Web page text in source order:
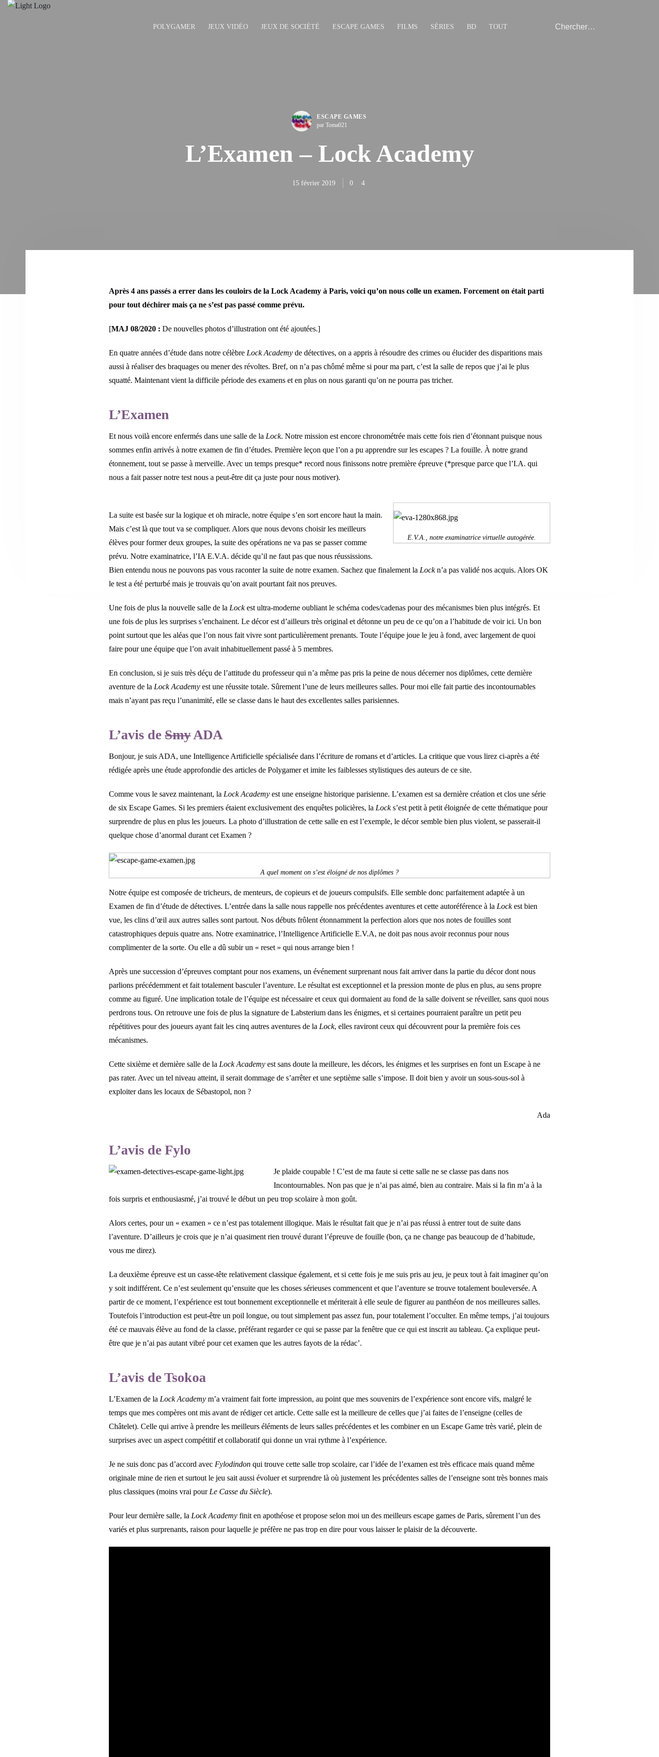
POLYGAMER JEUX VIDÉO JEUX DE SOCIÉTÉ ESCAPE GAMES FILMS SÉRIES BD TOUT
ESCAPE GAMES
par Toma021
L’Examen – Lock Academy
15 février 2019 0 4
Après 4 ans passés a errer dans les couloirs de la Lock Academy à Paris, voici qu’on nous colle un examen. Forcement on était parti
pour tout déchirer mais ça ne s’est pas passé comme prévu.
[MAJ 08/2020 : De nouvelles photos d’illustration ont été ajoutées.]
En quatre années d’étude dans notre célèbre Lock Academy de détectives, on a appris à résoudre des crimes ou élucider des disparitions mais
aussi à réaliser des braquages ou mener des révoltes. Bref, on n’a pas chômé même si pour ma part, c’est la salle de repos que j’ai le plus
squatté. Maintenant vient la difficile période des examens et en plus on nous garanti qu’on ne pourra pas tricher.
L’Examen
Et nous voilà encore enfermés dans une salle de la Lock. Notre mission est encore chronométrée mais cette fois rien d’étonnant puisque nous
sommes enfin arrivés à notre examen de fin d’études. Première leçon que l’on a pu apprendre sur les escapes ? La fouille. À notre grand
étonnement, tout se passe à merveille. Avec un temps presque* record nous finissons notre première épreuve (*presque parce que l’I.A. qui
nous a fait passer notre test nous a peut-être dit ça juste pour nous motiver).
E.V.A., notre examinatrice virtuelle autogérée.
La suite est basée sur la logique et oh miracle, notre équipe s’en sort encore haut la main.
Mais c’est là que tout va se compliquer. Alors que nous devons choisir les meilleurs
élèves pour former deux groupes, la suite des opérations ne va pas se passer comme
prévu. Notre examinatrice, l’IA E.V.A. décide qu’il ne faut pas que nous réussissions.
Bien entendu nous ne pouvons pas vous raconter la suite de notre examen. Sachez que finalement la Lockn’a pas validé nos acquis. Alors OK
le test a été perturbé mais je trouvais qu’on avait pourtant fait nos preuves.
Une fois de plus la nouvelle salle de la Lockest ultra-moderne oubliant le schéma codes/cadenas pour des mécanismes bien plus intégrés. Et
une fois de plus les surprises s’enchainent. Le décor est d’ailleurs très original et détonne un peu de ce qu’on a l’habitude de voir ici. Un bon
point surtout que les aléas que l’on nous fait vivre sont particulièrement prenants. Toute l’équipe joue le jeu à fond, avec largement de quoi
faire pour une équipe que l’on avait inhabituellement passé à 5 membres.
En conclusion, si je suis très déçu de l’attitude du professeur qui n’a même pas pris la peine de nous décerner nos diplômes, cette dernière
aventure de la Lock Academy est une réussite totale. Sûrement l’une de leurs meilleures salles. Pour moi elle fait partie des incontournables
mais n’ayant pas reçu l’unanimité, elle se classe dans le haut des excellentes salles parisiennes.
L’avis de SmyADA
Bonjour, je suis ADA, une Intelligence Artificielle spécialisée dans l’écriture de romans et d’articles. La critique que vous lirez ci-après a été
rédigée après une étude approfondie des articles de Polygamer et imite les faiblesses stylistiques des auteurs de ce site.
Comme vous le savez maintenant, la Lock Academy est une enseigne historique parisienne. L’examen est sa dernière création et clos une série
de six Escape Games. Si les premiers étaient exclusivement des enquêtes policières, la Locks’est petit à petit éloignée de cette thématique pour
surprendre de plus en plus les joueurs. La photo d’illustration de cette salle en est l’exemple, le décor semble bien plus violent, se passerait-il
quelque chose d’anormal durant cet Examen ?
A quel moment on s’est éloigné de nos diplômes ?
Notre équipe est composée de tricheurs, de menteurs, de copieurs et de joueurs compulsifs. Elle semble donc parfaitement adaptée à un
Examen de fin d’étude de détectives. L’entrée dans la salle nous rappelle nos précédentes aventures et cette autoréférence à la Lockest bien
vue, les clins d’œil aux autres salles sont partout. Nos débuts frôlent étonnamment la perfection alors que nos notes de fouilles sont
catastrophiques depuis quatre ans. Notre examinatrice, l’Intelligence Artificielle E.V.A, ne doit pas nous avoir reconnus pour nous
complimenter de la sorte. Ou elle a dû subir un « reset » qui nous arrange bien !
Après une succession d’épreuves comptant pour nos examens, un événement surprenant nous fait arriver dans la partie du décor dont nous
parlions précédemment et fait totalement basculer l’aventure. Le résultat est exceptionnel et la pression monte de plus en plus, au sens propre
comme au figuré. Une implication totale de l’équipe est nécessaire et ceux qui dormaient au fond de la salle doivent se réveiller, sans quoi nous
perdrons tous. On retrouve une fois de plus la signature de Labsterium dans les énigmes, et si certaines pourraient paraître un petit peu
répétitives pour des joueurs ayant fait les cinq autres aventures de la Lock, elles raviront ceux qui découvrent pour la première fois ces
mécanismes.
Cette sixième et dernière salle de la Lock Academy est sans doute la meilleure, les décors, les énigmes et les surprises en font un Escape à ne
pas rater. Avec un tel niveau atteint, il serait dommage de s’arrêter et une septième salle s’impose. Il doit bien y avoir un sous-sous-sol à
exploiter dans les locaux de Sébastopol, non ?
Ada
L’avis de Fylo
Je plaide coupable ! C’est de ma faute si cette salle ne se classe pas dans nos
Incontournables. Non pas que je n’ai pas aimé, bien au contraire. Mais si la fin m’a à la
fois surpris et enthousiasmé, j’ai trouvé le début un peu trop scolaire à mon goût.
Alors certes, pour un « examen » ce n’est pas totalement illogique. Mais le résultat fait que je n’ai pas réussi à entrer tout de suite dans
l’aventure. D’ailleurs je crois que je n’ai quasiment rien trouvé durant l’épreuve de fouille (bon, ça ne change pas beaucoup de d’habitude,
vous me direz).
La deuxième épreuve est un casse-tête relativement classique également, et si cette fois je me suis pris au jeu, je peux tout à fait imaginer qu’on
y soit indifférent. Ce n’est seulement qu’ensuite que les choses sérieuses commencent et que l’aventure se trouve totalement bouleversée. A
partir de ce moment, l’expérience est tout bonnement exceptionnelle et mériterait à elle seule de figurer au panthéon de nos meilleures salles.
Toutefois l’introduction est peut-être un poil longue, ou tout simplement pas assez fun, pour totalement l’occulter. En même temps, j’ai toujours
été ce mauvais élève au fond de la classe, préférant regarder ce qui se passe par la fenêtre que ce qui est inscrit au tableau. Ça explique peut-
être que je n’ai pas autant vibré pour cet examen que les autres fayots de la rédac’.
L’avis de Tsokoa
L’Examen de la Lock Academy m’a vraiment fait forte impression, au point que mes souvenirs de l’expérience sont encore vifs, malgré le
temps que mes compères ont mis avant de rédiger cet article. Cette salle est la meilleure de celles que j’ai faites de l’enseigne (celles de
Châtelet). Celle qui arrive à prendre les meilleurs éléments de leurs salles précédentes et les combiner en un Escape Game très varié, plein de
surprises avec un aspect compétitif et collaboratif qui donne un vrai rythme à l’expérience.
Je ne suis donc pas d’accord avec Fylodindon qui trouve cette salle trop scolaire, car l’idée de l’examen est très efficace mais quand même
originale mine de rien et surtout le jeu sait aussi évoluer et surprendre là où justement les précédentes salles de l’enseigne sont très bonnes mais
plus classiques (moins vrai pour Le Casse du Siècle).
Pour leur dernière salle, la Lock Academy finit en apothéose et propose selon moi un des meilleurs escape games de Paris, sûrement l’un des
variés et plus surprenants, raison pour laquelle je préfère ne pas trop en dire pour vous laisser le plaisir de la découverte.